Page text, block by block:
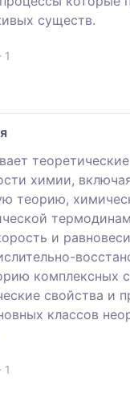
существ.
1
химии,
теорию,
и
комплексных
свойства и
классов
1